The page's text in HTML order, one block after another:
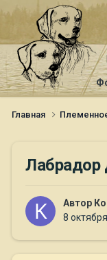
Главная
Лабрадор
Автор
8